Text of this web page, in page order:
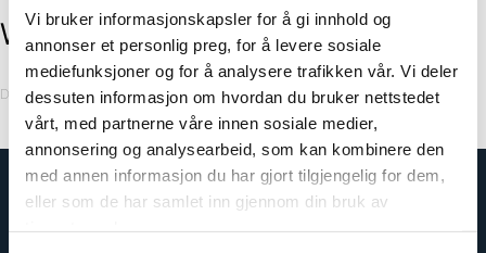
Vi bruker informasjonskapsler for å gi innhold og
annonser et personlig preg, for å levere sosiale
mediefunksjoner og for å analysere trafikken vår. Vi deler
dessuten informasjon om hvordan du bruker nettstedet
vårt, med partnerne våre innen sosiale medier,
annonsering og analysearbeid, som kan kombinere den
med annen informasjon du har gjort tilgjengelig for dem,
eller som de har samlet inn gjennom din bruk av
White Marble
Decor Code: 2273KM00